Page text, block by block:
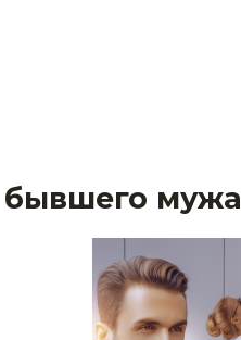
бывшего мужа